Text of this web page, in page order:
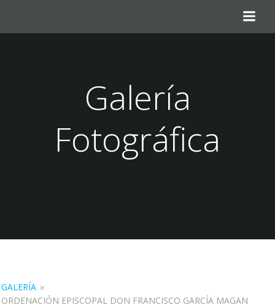
contenido
Galería
Fotográfica
GALERÍA »
ORDENACIÓN EPISCOPAL DON FRANCISCO GARCÍA MAGAN